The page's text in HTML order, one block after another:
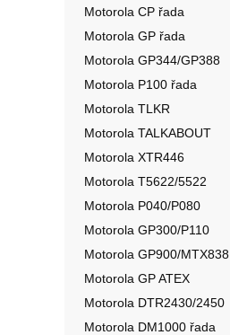
Motorola CP řada
Motorola GP řada
Motorola GP344/GP388
Motorola P100 řada
Motorola TLKR
Motorola TALKABOUT
Motorola XTR446
Motorola T5622/5522
Motorola P040/P080
Motorola GP300/P110
Motorola GP900/MTX838
Motorola GP ATEX
Motorola DTR2430/2450
Motorola DM1000 řada